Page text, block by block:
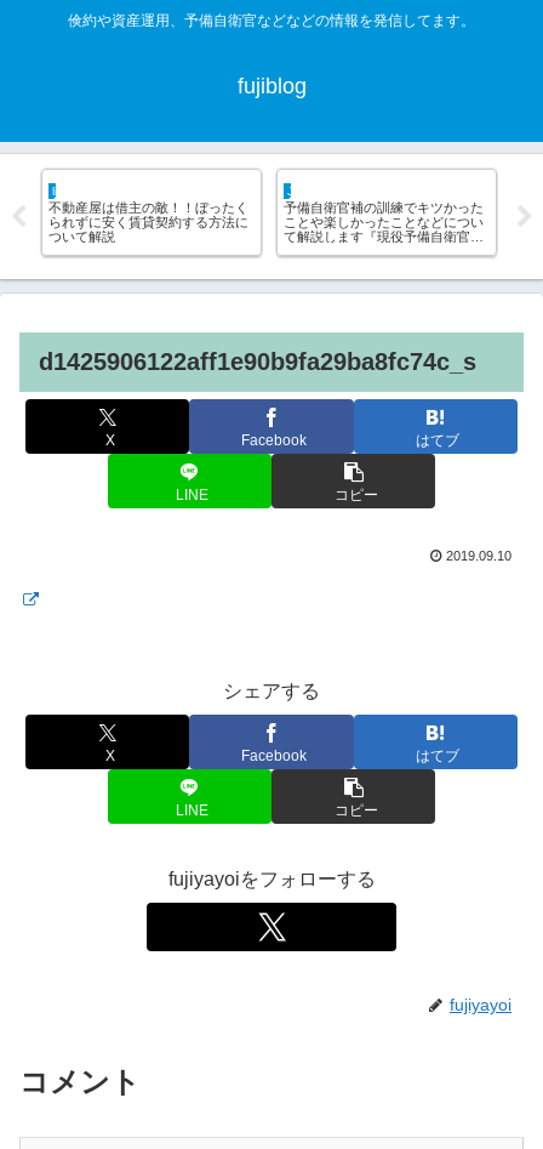
倹約や資産運用、予備自衛官などなどの情報を発信してます。
fujiblog
life hack
不動産屋は借主の敵！！ぼったく
られずに安く賃貸契約する方法に
ついて解説
JSDF hack
予備自衛官補の訓練でキツかった
ことや楽しかったことなどについ
て解説します『現役予備自衛官の
副
か
d1425906122aff1e90b9fa29ba8fc74c_s
X Facebook はてブ
LINE コピー
2019.09.10
シェアする
X Facebook はてブ
LINE コピー
fujiyayoiをフォローする
fujiyayoi
コメント